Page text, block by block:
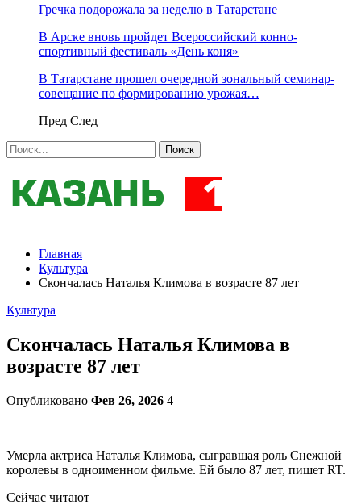
Гречка подорожала за неделю в Татарстане
В Арске вновь пройдет Всероссийский конно-
спортивный фестиваль «День коня»
В Татарстане прошел очередной зональный семинар-
совещание по формированию урожая…
Пред След
Главная
Культура
Скончалась Наталья Климова в возрасте 87 лет
Культура
Скончалась Наталья Климова в
возрасте 87 лет
Опубликовано Фев 26, 2026 4
Умерла актриса Наталья Климова, сыгравшая роль Снежной
королевы в одноименном фильме. Ей было 87 лет, пишет RT.
Сейчас читают